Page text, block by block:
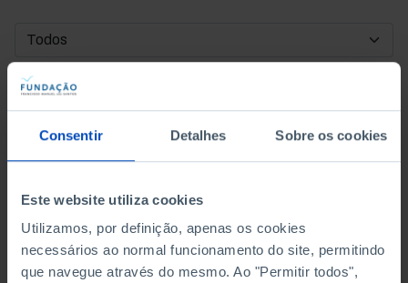
Consentir Detalhes Sobre os cookies
Este website utiliza cookies
Utilizamos, por definição, apenas os cookies
necessários ao normal funcionamento do site, permitindo
que navegue através do mesmo. Ao "Permitir todos",
DATA DE INÍCIO
DATA DE FIM